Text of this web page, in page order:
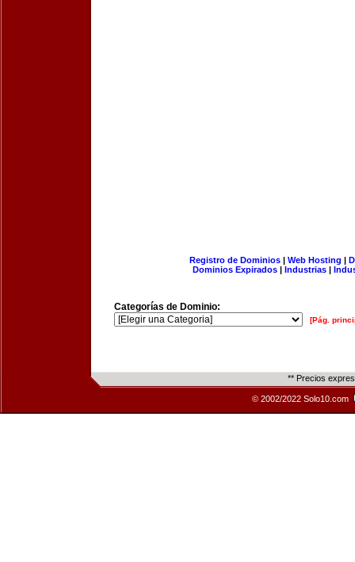
Registro de Dominios| Web Hosting |
Dominios Expirados | Industrias |
Categorías de Dominio:
[Pág.
** Precios
© 2002/2022 Solo10.com